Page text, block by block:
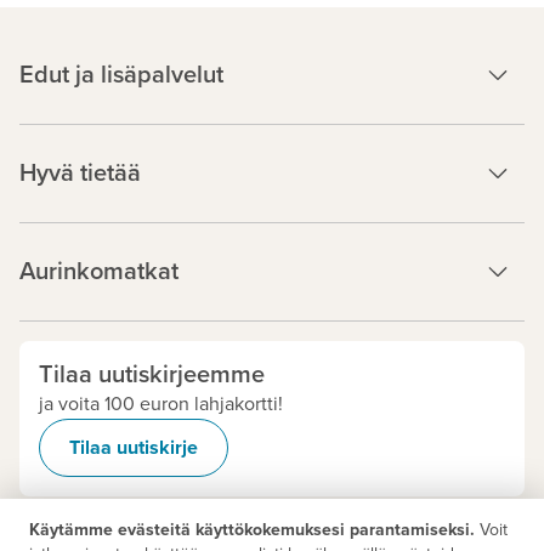
Edut ja lisäpalvelut
Hyvä tietää
Aurinkomatkat
Tilaa uutiskirjeemme
ja voita 100 euron lahjakortti!
Tilaa uutiskirje
Tietosuoja
Käytämme evästeitä käyttökokemuksesi parantamiseksi. Voit